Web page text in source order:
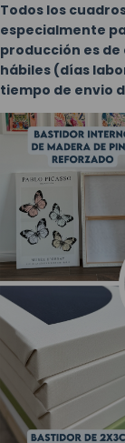
Todos los
especialmente
producción es
hábiles (días
tiempo de envio